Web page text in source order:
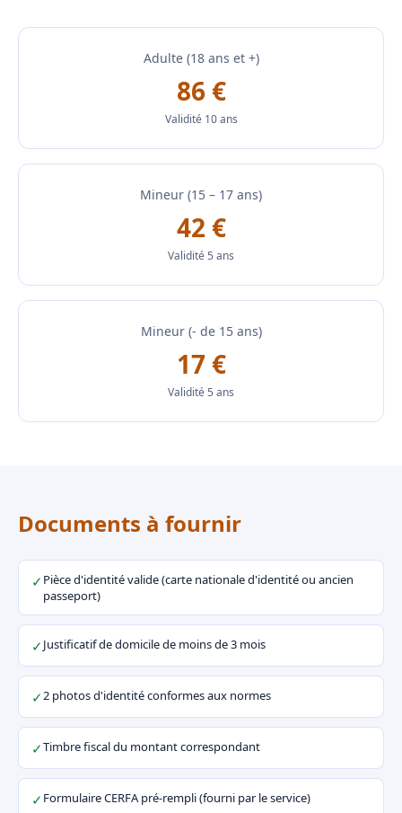
Adulte (18 ans et +)
86 €
Validité 10 ans
Mineur (15 – 17 ans)
42 €
Validité 5 ans
Mineur (- de 15 ans)
17 €
Validité 5 ans
Documents à fournir
✓ Pièce d'identité valide (carte nationale d'identité ou ancien
passeport)
✓Justificatif de domicile de moins de 3 mois
✓2 photos d'identité conformes aux normes
✓Timbre fiscal du montant correspondant
✓ Formulaire CERFA pré-rempli (fourni par le service)